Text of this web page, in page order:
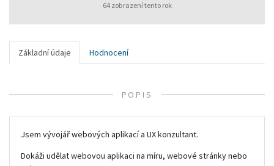
64 zobrazení tento rok
Základní údaje Hodnocení
POPIS
Jsem vývojář webových aplikací a UX konzultant.
Dokáži udělat webovou aplikaci na míru, webové stránky nebo